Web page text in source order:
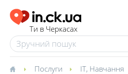
Ти в Черкасах
Послуги IT, Навчання